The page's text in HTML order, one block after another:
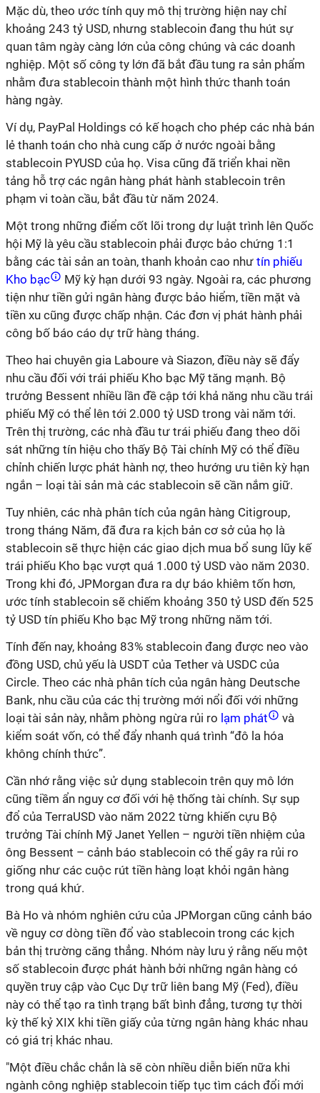
Mặc dù, theo ước tính quy mô thị trường hiện nay chỉ
khoảng 243 tỷ USD, nhưng stablecoin đang thu hút sự
quan tâm ngày càng lớn của công chúng và các doanh
nghiệp. Một số công ty lớn đã bắt đầu tung ra sản phẩm
nhằm đưa stablecoin thành một hình thức thanh toán
hàng ngày.
Ví dụ, PayPal Holdings có kế hoạch cho phép các nhà bán
lẻ thanh toán cho nhà cung cấp ở nước ngoài bằng
stablecoin PYUSD của họ. Visa cũng đã triển khai nền
tảng hỗ trợ các ngân hàng phát hành stablecoin trên
phạm vi toàn cầu, bắt đầu từ năm 2024.
Một trong những điểm cốt lõi trong dự luật trình lên Quốc
hội Mỹ là yêu cầu stablecoin phải được bảo chứng 1:1
bằng các tài sản an toàn, thanh khoản cao như tín phiếu
Kho bạc
Mỹ kỳ hạn dưới 93 ngày. Ngoài ra, các phương
tiện như tiền gửi ngân hàng được bảo hiểm, tiền mặt và
tiền xu cũng được chấp nhận. Các đơn vị phát hành phải
công bố báo cáo dự trữ hàng tháng.
Theo hai chuyên gia Laboure và Siazon, điều này sẽ đẩy
nhu cầu đối với trái phiếu Kho bạc Mỹ tăng mạnh. Bộ
trưởng Bessent nhiều lần đề cập tới khả năng nhu cầu trái
phiếu Mỹ có thể lên tới 2.000 tỷ USD trong vài năm tới.
Trên thị trường, các nhà đầu tư trái phiếu đang theo dõi
sát những tín hiệu cho thấy Bộ Tài chính Mỹ có thể điều
chỉnh chiến lược phát hành nợ, theo hướng ưu tiên kỳ hạn
ngắn – loại tài sản mà các stablecoin sẽ cần nắm giữ.
Tuy nhiên, các nhà phân tích của ngân hàng Citigroup,
trong tháng Năm, đã đưa ra kịch bản cơ sở của họ là
stablecoin sẽ thực hiện các giao dịch mua bổ sung lũy kế
trái phiếu Kho bạc vượt quá 1.000 tỷ USD vào năm 2030.
Trong khi đó, JPMorgan đưa ra dự báo khiêm tốn hơn,
ước tính stablecoin sẽ chiếm khoảng 350 tỷ USD đến 525
tỷ USD tín phiếu Kho bạc Mỹ trong những năm tới.
Tính đến nay, khoảng 83% stablecoin đang được neo vào
đồng USD, chủ yếu là USDT của Tether và USDC của
Circle. Theo các nhà phân tích của ngân hàng Deutsche
Bank, nhu cầu của các thị trường mới nổi đối với những
loại tài sản này, nhằm phòng ngừa rủi ro lạm phát
và
kiểm soát vốn, có thể đẩy nhanh quá trình “đô la hóa
không chính thức”.
Cần nhớ rằng việc sử dụng stablecoin trên quy mô lớn
cũng tiềm ẩn nguy cơ đối với hệ thống tài chính. Sự sụp
đổ của TerraUSD vào năm 2022 từng khiến cựu Bộ
trưởng Tài chính Mỹ Janet Yellen – người tiền nhiệm của
ông Bessent – cảnh báo stablecoin có thể gây ra rủi ro
giống như các cuộc rút tiền hàng loạt khỏi ngân hàng
trong quá khứ.
Bà Ho và nhóm nghiên cứu của JPMorgan cũng cảnh báo
về nguy cơ dòng tiền đổ vào stablecoin trong các kịch
bản thị trường căng thẳng. Nhóm này lưu ý rằng nếu một
số stablecoin được phát hành bởi những ngân hàng có
quyền truy cập vào Cục Dự trữ liên bang Mỹ (Fed), điều
này có thể tạo ra tình trạng bất bình đẳng, tương tự thời
kỳ thế kỷ XIX khi tiền giấy của từng ngân hàng khác nhau
có giá trị khác nhau.
"Một điều chắc chắn là sẽ còn nhiều diễn biến nữa khi
ngành công nghiệp stablecoin tiếp tục tìm cách đổi mới